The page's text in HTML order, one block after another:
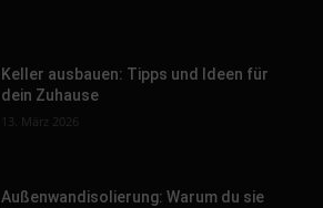
Keller ausbauen: Tipps und Ideen für
dein Zuhause
13. März 2026
Außenwandisolierung: Warum du sie